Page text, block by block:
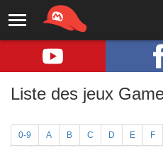
Liste des jeux
0-9 A B C D E F